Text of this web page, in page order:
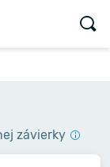
závierky